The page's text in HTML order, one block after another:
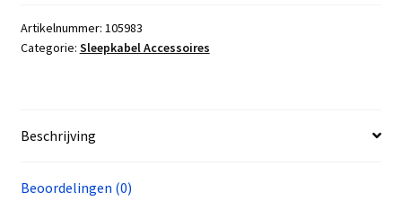
Artikelnummer: 105983
Categorie: Sleepkabel Accessoires
Beschrijving
Beoordelingen (0)